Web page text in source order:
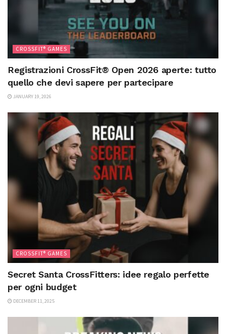
CROSSFIT® GAMES
Registrazioni CrossFit® Open 2026 aperte: tutto
quello che devi sapere per partecipare
JANUARY 19, 2026
CROSSFIT® GAMES
Secret Santa CrossFitters: idee regalo perfette
per ogni budget
DECEMBER 11, 2025